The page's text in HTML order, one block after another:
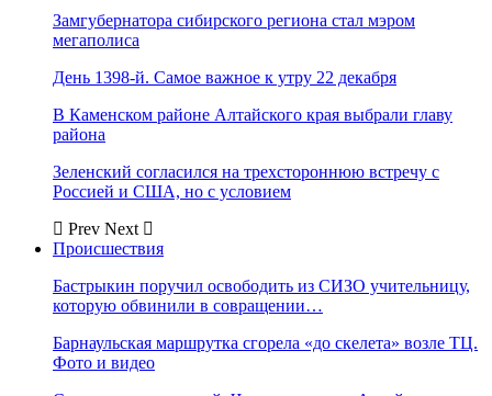
Замгубернатора сибирского региона стал мэром
мегаполиса
День 1398-й. Самое важное к утру 22 декабря
В Каменском районе Алтайского края выбрали главу
района
Зеленский согласился на трехстороннюю встречу с
Россией и США, но с условием
Prev Next
Происшествия
Бастрыкин поручил освободить из СИЗО учительницу,
которую обвинили в совращении…
Барнаульская маршрутка сгорела «до скелета» возле ТЦ.
Фото и видео